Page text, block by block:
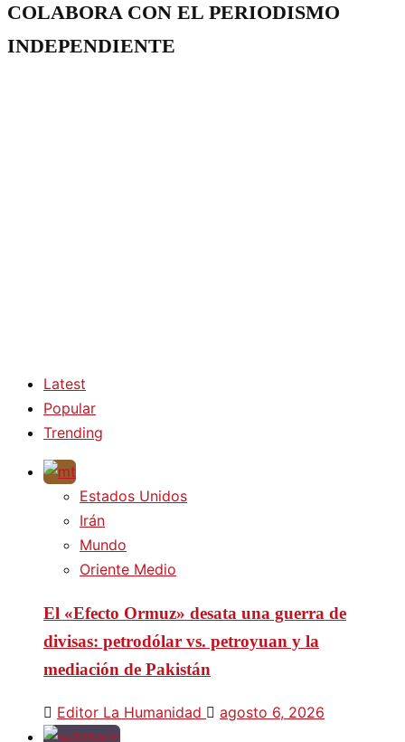
COLABORA CON EL PERIODISMO
INDEPENDIENTE
Latest
Popular
Trending
Estados Unidos
Irán
Mundo
Oriente Medio
El «Efecto Ormuz» desata una guerra de
divisas: petrodólar vs. petroyuan y la
mediación de Pakistán
Editor La Humanidad agosto 6, 2026